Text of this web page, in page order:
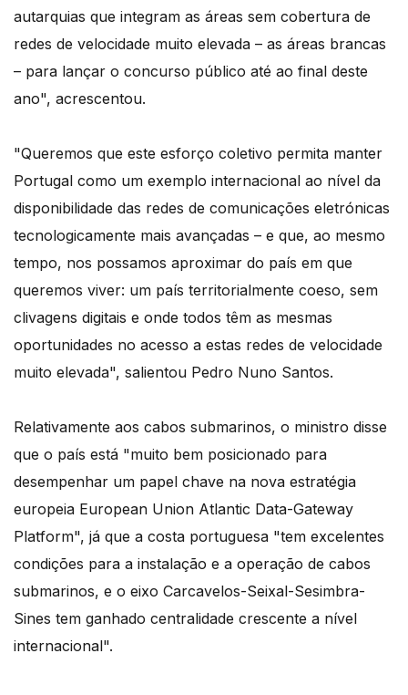
autarquias que integram as áreas sem cobertura de
redes de velocidade muito elevada – as áreas brancas
– para lançar o concurso público até ao final deste
ano", acrescentou.
"Queremos que este esforço coletivo permita manter
Portugal como um exemplo internacional ao nível da
disponibilidade das redes de comunicações eletrónicas
tecnologicamente mais avançadas – e que, ao mesmo
tempo, nos possamos aproximar do país em que
queremos viver: um país territorialmente coeso, sem
clivagens digitais e onde todos têm as mesmas
oportunidades no acesso a estas redes de velocidade
muito elevada", salientou Pedro Nuno Santos.
Relativamente aos cabos submarinos, o ministro disse
que o país está "muito bem posicionado para
desempenhar um papel chave na nova estratégia
europeia European Union Atlantic Data-Gateway
Platform", já que a costa portuguesa "tem excelentes
condições para a instalação e a operação de cabos
submarinos, e o eixo Carcavelos-Seixal-Sesimbra-
Sines tem ganhado centralidade crescente a nível
internacional".